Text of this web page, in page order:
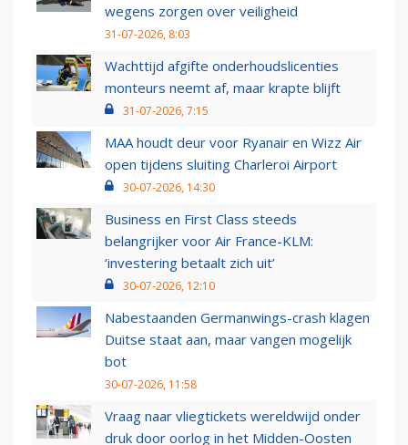
wegens zorgen over veiligheid
31-07-2026, 8:03
Wachttijd afgifte onderhoudslicenties
monteurs neemt af, maar krapte blijft
31-07-2026, 7:15
MAA houdt deur voor Ryanair en Wizz Air
open tijdens sluiting Charleroi Airport
30-07-2026, 14:30
Business en First Class steeds
belangrijker voor Air France-KLM:
‘investering betaalt zich uit’
30-07-2026, 12:10
Nabestaanden Germanwings-crash klagen
Duitse staat aan, maar vangen mogelijk
bot
30-07-2026, 11:58
Vraag naar vliegtickets wereldwijd onder
druk door oorlog in het Midden-Oosten